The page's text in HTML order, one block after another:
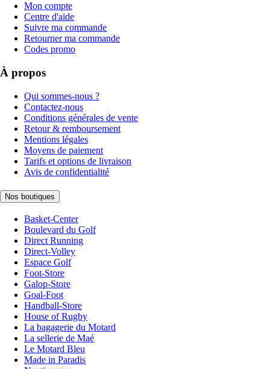
Mon compte
Centre d'aide
Suivre ma commande
Retourner ma commande
Codes promo
À propos
Qui sommes-nous ?
Contactez-nous
Conditions générales de vente
Retour & remboursement
Mentions légales
Moyens de paiement
Tarifs et options de livraison
Avis de confidentialité
Nos boutiques
Basket-Center
Boulevard du Golf
Direct Running
Direct-Volley
Espace Golf
Foot-Store
Galop-Store
Goal-Foot
Handball-Store
House of Rugby
La bagagerie du Motard
La sellerie de Maé
Le Motard Bleu
Made in Paradis